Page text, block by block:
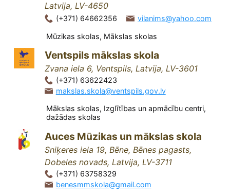
Latvija, LV-4650
(+371) 64662356 vilanims@yahoo.com
Mūzikas skolas, Mākslas skolas
Ventspils mākslas skola
Zvana iela 6, Ventspils, Latvija, LV-3601
(+371) 63622423
makslas.skola@ventspils.gov.lv
Mākslas skolas, Izglītības un apmācību centri,
dažādas skolas
Auces Mūzikas un mākslas skola
Sniķeres iela 19, Bēne, Bēnes pagasts,
Dobeles novads, Latvija, LV-3711
(+371) 63758329
benesmmskola@gmail.com